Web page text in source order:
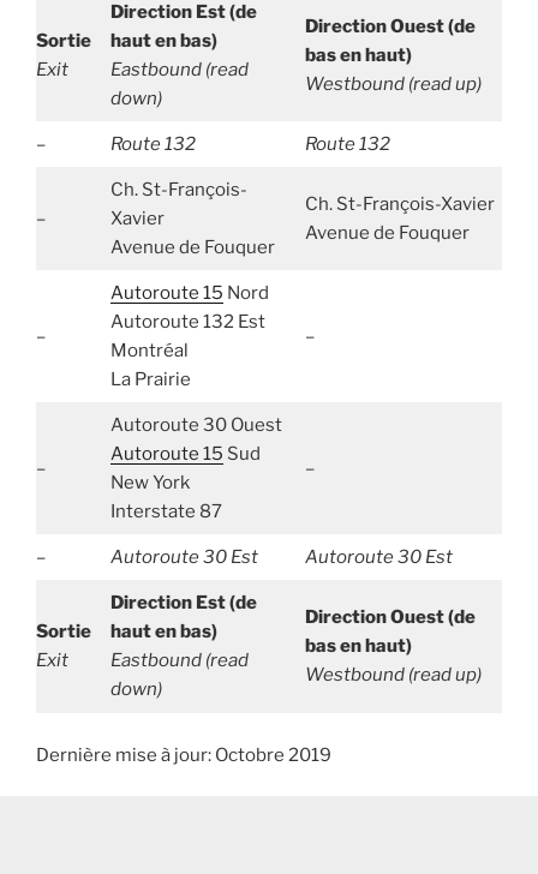
Sortie
Exit
Direction Est (de
haut en bas)
Eastbound (read
down)
Direction Ouest (de
bas en haut)
Westbound (read up)
– Route 132 Route 132
–
Ch. St-François-
Xavier
Avenue de Fouquer
Ch. St-François-Xavier
Avenue de Fouquer
–
Autoroute 15 Nord
Autoroute 132 Est
Montréal
La Prairie
–
–
Autoroute 30 Ouest
Autoroute 15 Sud
New York
Interstate 87
–
– Autoroute 30 Est Autoroute 30 Est
Sortie
Exit
Direction Est (de
haut en bas)
Eastbound (read
down)
Direction Ouest (de
bas en haut)
Westbound (read up)
Dernière mise à jour: Octobre 2019